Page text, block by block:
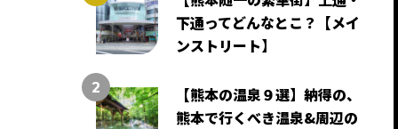
下通ってどんなとこ？【メイ
ンストリート】
【熊本の温泉９選】納得の、
熊本で行くべき温泉&周辺の